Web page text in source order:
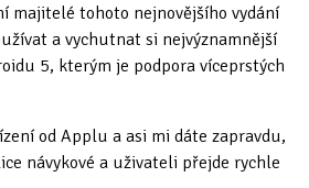
majitelé tohoto nejnovějšího vydání
a vychutnat si nejvýznamnější
5, kterým je podpora víceprstých
od Applu a asi mi dáte zapravdu,
návykové a uživateli přejde rychle